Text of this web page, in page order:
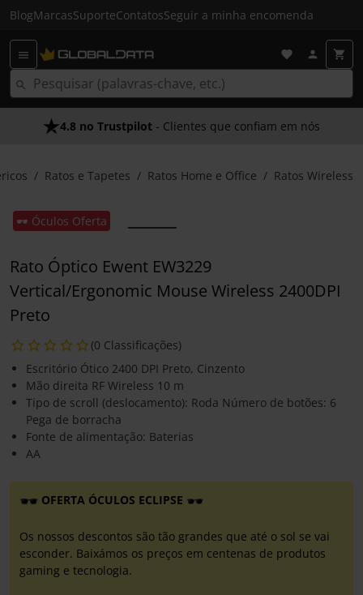
BlogMarcasSuporteContatosSeguir a minha encomenda
4.8 no Trustpilot - Clientes que confiam em nós
Ratos e Tapetes Ratos Home e Office Ratos Wireless
🕶️ Óculos Oferta
Rato Óptico Ewent EW3229
Vertical/Ergonomic Mouse Wireless 2400DPI
Preto
(0 Classificações)
Escritório Ótico 2400 DPI Preto, Cinzento
Mão direita RF Wireless 10 m
Tipo de scroll (deslocamento): Roda Número de botões: 6
Pega de borracha
Fonte de alimentação: Baterias
AA
OFERTA ÓCULOS ECLIPSE
Os nossos descontos são tão grandes que até o sol se vai
esconder. Baixámos os preços em centenas de produtos
gaming e tecnologia.